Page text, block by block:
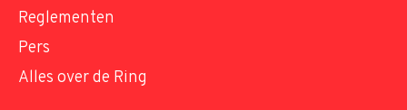
Reglementen
Pers
Alles over de Ring